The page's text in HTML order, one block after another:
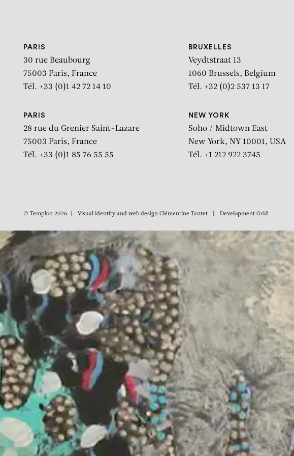
PARIS
30 rue Beaubourg
75003 Paris, France
Tél. +33 (0)1 42 72 14 10
BRUXELLES
Veydtstraat 13
1060 Brussels, Belgium
Tél. +32 (0)2 537 13 17
PARIS
28 rue du Grenier Saint-Lazare
75003 Paris, France
Tél. +33 (0)1 85 76 55 55
NEW YORK
Soho / Midtown East
New York, NY 10001, USA
Tél. +1 212 922 3745
© Templon 2026 Visual identity and web design Clémentine Tantet Development Grid